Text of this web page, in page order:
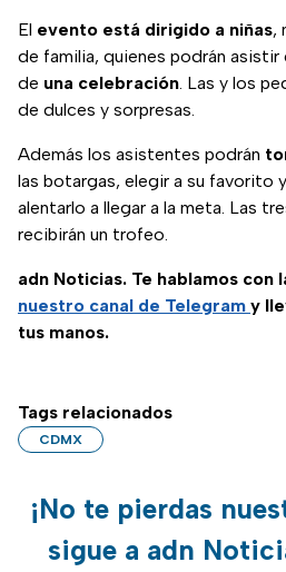
El evento está dirigido a niñas,
de familia, quienes podrán
de una celebración. Las y los
de dulces y sorpresas.
Además los asistentes podrán
las botargas, elegir a su favorito
alentarlo a llegar a la meta. Las
recibirán un trofeo.
adn Noticias. Te hablamos con
nuestro canal de Telegram y
tus manos.
Tags relacionados
CDMX
¡No te pierdas
sigue a adn